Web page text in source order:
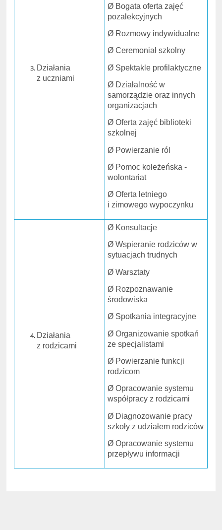
Działania
z uczniami
Ø Bogata oferta zajęć
pozalekcyjnych
Ø Rozmowy indywidualne
Ø Ceremoniał szkolny
Ø Spektakle profilaktyczne
Ø Działalność w
samorządzie oraz innych
organizacjach
Ø Oferta zajęć biblioteki
szkolnej
Ø Powierzanie ról
Ø Pomoc koleżeńska -
wolontariat
Ø Oferta letniego
i zimowego wypoczynku
Działania
z rodzicami
Ø Konsultacje
Ø Wspieranie rodziców w
sytuacjach trudnych
Ø Warsztaty
Ø Rozpoznawanie
środowiska
Ø Spotkania integracyjne
Ø Organizowanie spotkań
ze specjalistami
Ø Powierzanie funkcji
rodzicom
Ø Opracowanie systemu
współpracy z rodzicami
Ø Diagnozowanie pracy
szkoły z udziałem rodziców
Ø Opracowanie systemu
przepływu informacji